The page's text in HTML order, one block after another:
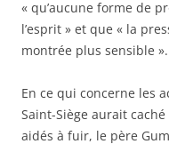
« qu’aucune forme de
l’esprit » et que « la
montrée plus sensible ».
En ce qui concerne les
Saint-Siège aurait
aidés à fuir, le père